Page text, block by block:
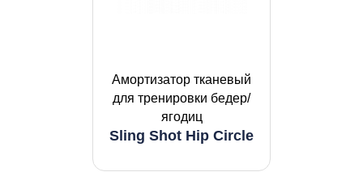
Амортизатор тканевый
для тренировки бедер/
ягодиц
Sling Shot Hip Circle